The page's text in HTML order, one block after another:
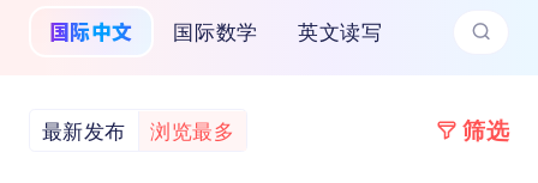
国际中文 国际数学 英文读写
最新发布 浏览最多 筛选